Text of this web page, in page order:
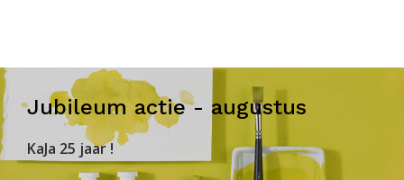
Jubileum actie - augustus
KaJa 25 jaar !